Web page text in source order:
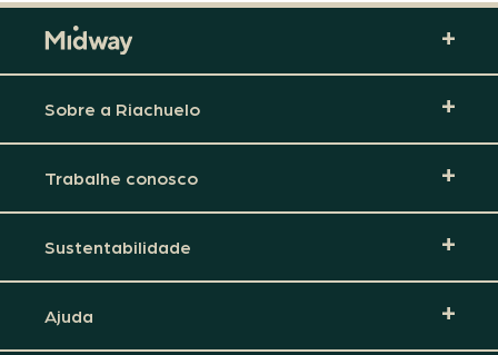
Sobre a Riachuelo
Trabalhe conosco
Sustentabilidade
Ajuda